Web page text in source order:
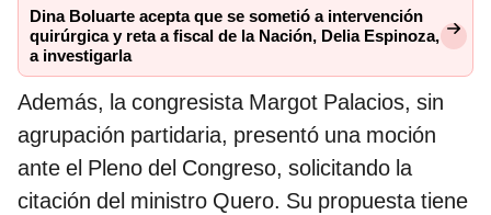
Dina Boluarte acepta que se sometió a intervención
quirúrgica y reta a fiscal de la Nación, Delia Espinoza,
a investigarla
Además, la congresista Margot Palacios, sin
agrupación partidaria, presentó una moción
ante el Pleno del Congreso, solicitando la
citación del ministro Quero. Su propuesta tiene